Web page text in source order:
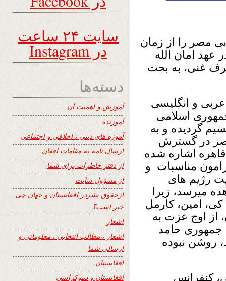
مصر را از زمان
عهد امان الله
غنی، به بحث
عربی و انگلیسی
اسلامی
گردیده و به
مصر در گسترش
قاهره اشاره شده
مناسبات و
رژیم های
میرسد، زیرا
امین، کارمل
از اوج عزت به
حامد
روابط، روشن نبوده
کنفرانس
سایت ۲۴ ساعت
در Instagram
دسته‌ها
آموزش و اهمیت آن
آموزنده
آموزه های دینی ، اخلاقی و اجتماعی
ارسال نامه به مقامات افغان
از دفتر خاطرات برای شما
از مسؤول سایت
ازحقوق بشردر افغانستان و جهان چی
خبر است؟
اشعار
اشعار ، مطالب انتخابی ، معلوماتی و
ارسالی شما
افغانستان
افغانستان و دموکراسی